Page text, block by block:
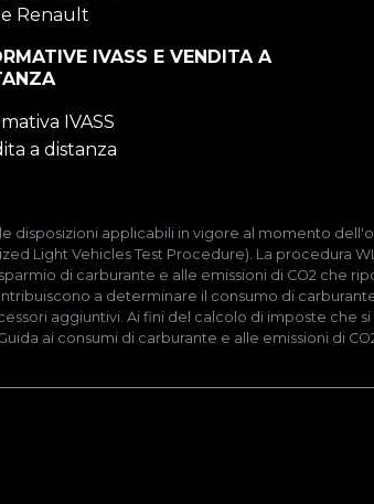
Renault
IVASS E VENDITA A
IVASS
a distanza
disposizioni applicabili in vigore al momento
Light Vehicles Test Procedure). La procedura
di carburante e alle emissioni di CO2 che
a determinare il consumo di
aggiuntivi. Ai fini del calcolo di imposte che si
ai consumi di carburante e alle emissioni di